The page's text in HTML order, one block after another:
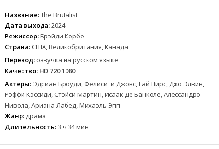
Название:The Brutalist
Дата выхода:2024
Режиссер:Брэйди Корбе
Страна: США, Великобритания, Канада
Перевод: озвучка на русском языке
Качество: HD 720 1080
Актеры: Эдриан Броуди, Фелисити Джонс, Гай Пирс, Джо Элвин,
Рэффи Кэссиди, Стэйси Мартин, Исаак Де Банколе, Алессандро
Нивола, Ариана Лабед, Михаэль Эпп
Жанр: драма
Длительность:3 ч 34 мин